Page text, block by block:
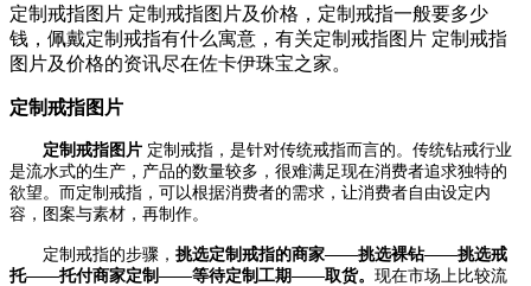
定制戒指图片 定制戒指图片及价格，定制戒指一般要多少
钱，佩戴定制戒指有什么寓意，有关定制戒指图片 定制戒指
图片及价格的资讯尽在佐卡伊珠宝之家。
定制戒指图片
定制戒指图片 定制戒指，是针对传统戒指而言的。传统钻戒行业
是流水式的生产，产品的数量较多，很难满足现在消费者追求独特的
欲望。而定制戒指，可以根据消费者的需求，让消费者自由设定内
容，图案与素材，再制作。
定制戒指的步骤， 挑选定制戒指的商家——挑选裸钻——挑选戒
托——托付商家定制——等待定制工期——取货。 现在市场上比较流